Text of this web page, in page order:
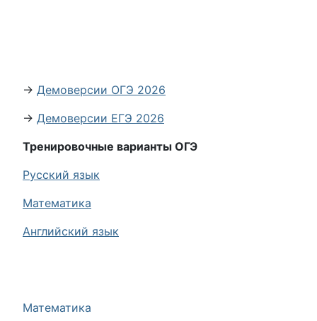
Математика
→ Демоверсии ОГЭ 2026
→ Демоверсии ЕГЭ 2026
Тренировочные варианты ОГЭ
Русский язык
Математика
Английский язык